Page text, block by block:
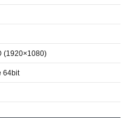
(1920×1080)
64bit